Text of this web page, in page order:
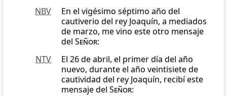
NBV
En el vigésimo séptimo año del
cautiverio del rey Joaquín, a mediados
de marzo, me vino este otro mensaje
del Señor:
NTV
El 26 de abril, el primer día del año
nuevo, durante el año veintisiete de
cautividad del rey Joaquín, recibí este
mensaje del Señor: